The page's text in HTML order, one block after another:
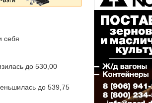
себя
до 530,00
до 539,75